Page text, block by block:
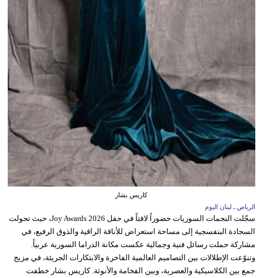
كاريس بشار
الرياض ـ لبنان اليوم
سجّلت النجمات السوريات حضوراً لافتاً في حفل Joy Awards 2026، حيث تحولت
السجادة البنفسجية إلى مساحة استعراض للأناقة الراقية والذوق الرفيع، في
مشاركة حملت رسائل فنية وجمالية عكست مكانة الدراما السورية عربياً.
وتنوّعت الإطلالات بين التصاميم العالمية الفاخرة والابتكارات الجريئة، في مزيج
جمع بين الكلاسيكية والعصرية، وبين الفخامة والأنوثة. كاريس بشار خطفت